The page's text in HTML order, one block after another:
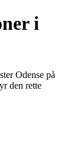
i
Odense på
den rette